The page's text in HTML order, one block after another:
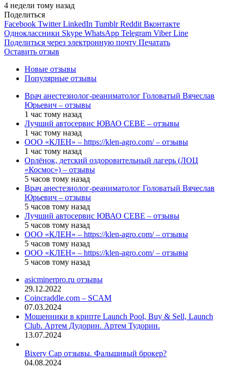
4 недели тому назад
Поделиться
Facebook Twitter LinkedIn Tumblr Reddit Вконтакте
Одноклассники Skype WhatsApp Telegram Viber Line
Поделиться через электронную почту Печатать
Оставить отзыв
Новые отзывы
Популярные отзывы
Врач анестезиолог-реаниматолог Головатый Вячеслав
Юрьевич – отзывы
1 час тому назад
Лучший автосервис ЮВАО CEBE – отзывы
1 час тому назад
ООО «КЛЕН» – https://klen-agro.com/ – отзывы
1 час тому назад
Орлёнок, детский оздоровительный лагерь (ЛОЦ
«Космос») – отзывы
5 часов тому назад
Врач анестезиолог-реаниматолог Головатый Вячеслав
Юрьевич – отзывы
5 часов тому назад
Лучший автосервис ЮВАО CEBE – отзывы
5 часов тому назад
ООО «КЛЕН» – https://klen-agro.com/ – отзывы
5 часов тому назад
ООО «КЛЕН» – https://klen-agro.com/ – отзывы
5 часов тому назад
asicminerpro.ru отзывы
29.12.2022
Coincraddle.com – SCAM
07.03.2024
Мошенники в крипте Launch Pool, Buy & Sell, Launch
Club. Артем Дудорин. Артем Тудорин.
13.07.2024
Bixery Cap отзывы. Фальшивый брокер?
04.08.2024